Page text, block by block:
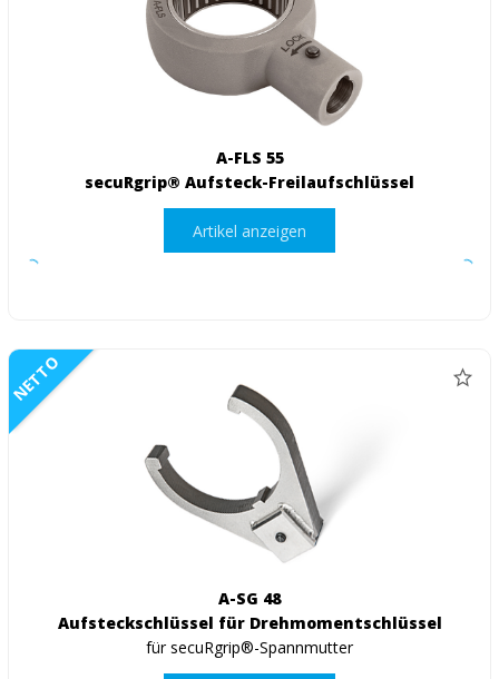
A-FLS 55
secuRgrip® Aufsteck-Freilaufschlüssel
Artikel anzeigen
NETTO
A-SG 48
Aufsteckschlüssel für Drehmomentschlüssel
für secuRgrip®-Spannmutter